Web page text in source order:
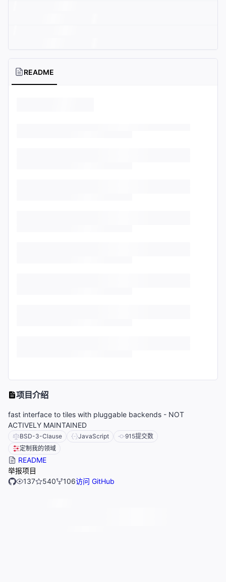
README
项目介绍
fast interface to tiles with pluggable backends - NOT
ACTIVELY MAINTAINED
BSD-3-Clause JavaScript 915提交数
定制我的领域
README
举报项目
137
540 106访问 GitHub